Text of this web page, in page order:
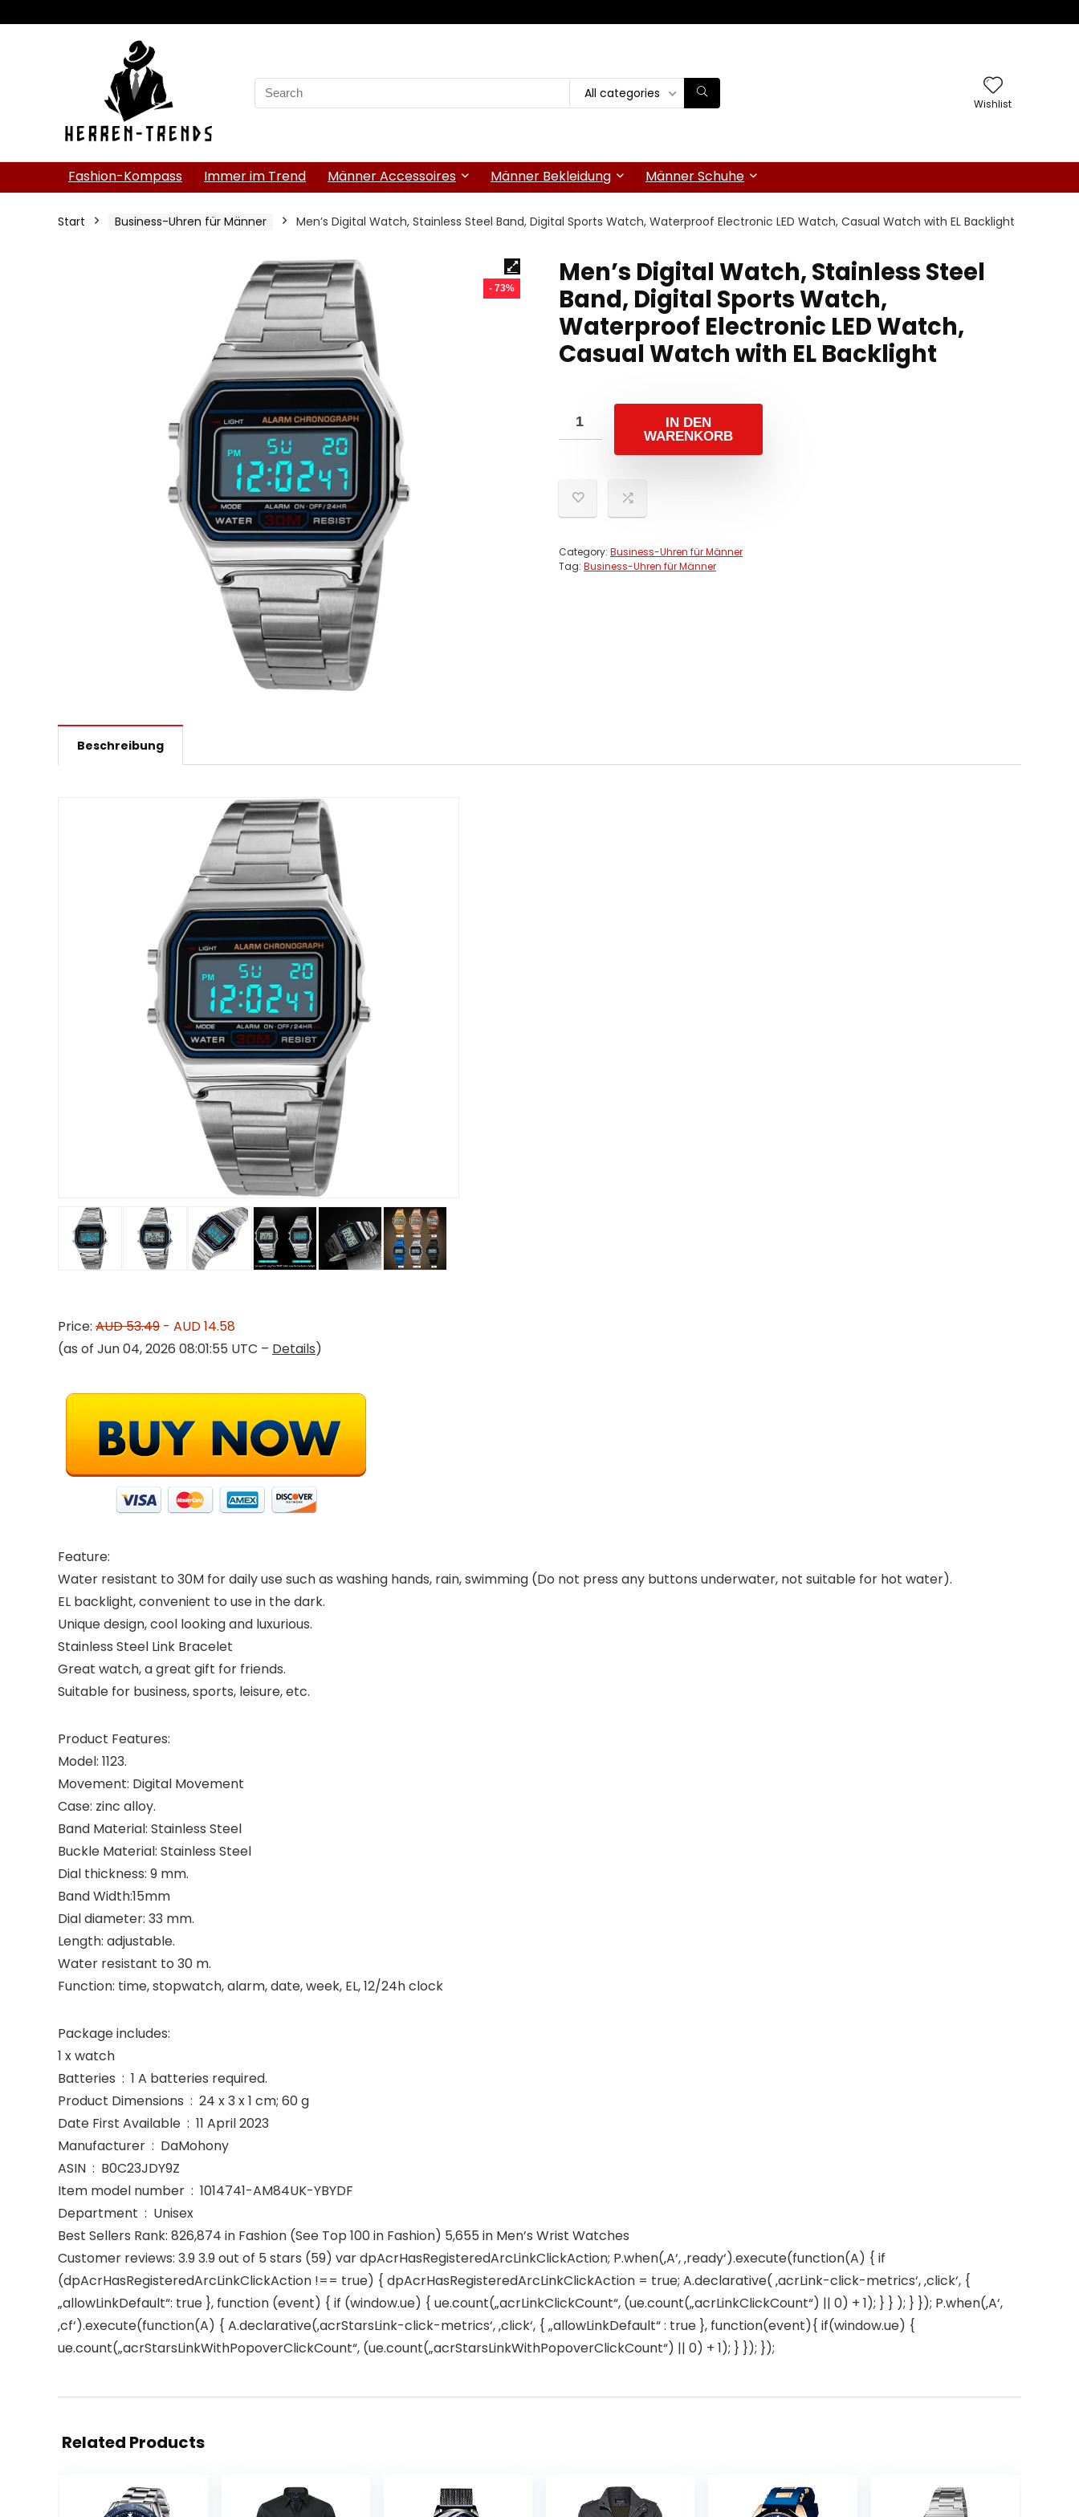
Search
for:
All categories
Wishlist
Fashion-Kompass Immer im Trend Männer Accessoires Männer Bekleidung Männer Schuhe
Start Business-Uhren für Männer Men’s Digital Watch, Stainless Steel Band, Digital Sports Watch, Waterproof Electronic LED Watch, Casual Watch with EL Backlight
- 73%
Men’s Digital Watch, Stainless Steel
Band, Digital Sports Watch,
Waterproof Electronic LED Watch,
Casual Watch with EL Backlight
IN DEN
WARENKORB
Category: Business-Uhren für Männer
Tag: Business-Uhren für Männer
Beschreibung
Price: AUD 53.49 - AUD 14.58
(as of Jun 04, 2026 08:01:55 UTC – Details)
Feature:
Water resistant to 30M for daily use such as washing hands, rain, swimming (Do not press any buttons underwater, not suitable for hot water).
EL backlight, convenient to use in the dark.
Unique design, cool looking and luxurious.
Stainless Steel Link Bracelet
Great watch, a great gift for friends.
Suitable for business, sports, leisure, etc.
Product Features:
Model: 1123.
Movement: Digital Movement
Case: zinc alloy.
Band Material: Stainless Steel
Buckle Material: Stainless Steel
Dial thickness: 9 mm.
Band Width:15mm
Dial diameter: 33 mm.
Length: adjustable.
Water resistant to 30 m.
Function: time, stopwatch, alarm, date, week, EL, 12/24h clock
Package includes:
1 x watch
Batteries ‏ : ‎ 1 A batteries required.
Product Dimensions ‏ : ‎ 24 x 3 x 1 cm; 60 g
Date First Available ‏ : ‎ 11 April 2023
Manufacturer ‏ : ‎ DaMohony
ASIN ‏ : ‎ B0C23JDY9Z
Item model number ‏ : ‎ 1014741-AM84UK-YBYDF
Department ‏ : ‎ Unisex
Best Sellers Rank: 826,874 in Fashion (See Top 100 in Fashion) 5,655 in Men’s Wrist Watches
Customer reviews: 3.9 3.9 out of 5 stars (59) var dpAcrHasRegisteredArcLinkClickAction; P.when(‚A‘, ‚ready‘).execute(function(A) { if
(dpAcrHasRegisteredArcLinkClickAction !== true) { dpAcrHasRegisteredArcLinkClickAction = true; A.declarative( ‚acrLink-click-metrics‘, ‚click‘, {
„allowLinkDefault“: true }, function (event) { if (window.ue) { ue.count(„acrLinkClickCount“, (ue.count(„acrLinkClickCount“) || 0) + 1); } } ); } }); P.when(‚A‘,
‚cf‘).execute(function(A) { A.declarative(‚acrStarsLink-click-metrics‘, ‚click‘, { „allowLinkDefault“ : true }, function(event){ if(window.ue) {
ue.count(„acrStarsLinkWithPopoverClickCount“, (ue.count(„acrStarsLinkWithPopoverClickCount“) || 0) + 1); } }); });
Related Products